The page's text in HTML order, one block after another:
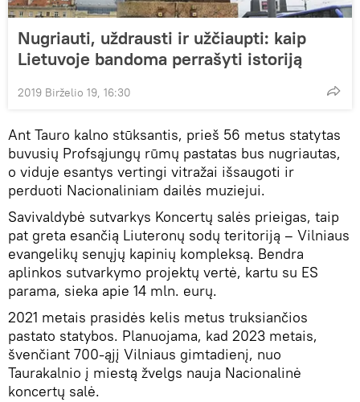
Nugriauti, uždrausti ir užčiaupti: kaip
Lietuvoje bandoma perrašyti istoriją
2019 Birželio 19, 16:30
Ant Tauro kalno stūksantis, prieš 56 metus statytas
buvusių Profsąjungų rūmų pastatas bus nugriautas,
o viduje esantys vertingi vitražai išsaugoti ir
perduoti Nacionaliniam dailės muziejui.
Savivaldybė sutvarkys Koncertų salės prieigas, taip
pat greta esančią Liuteronų sodų teritoriją – Vilniaus
evangelikų senųjų kapinių kompleksą. Bendra
aplinkos sutvarkymo projektų vertė, kartu su ES
parama, sieka apie 14 mln. eurų.
2021 metais prasidės kelis metus truksiančios
pastato statybos. Planuojama, kad 2023 metais,
švenčiant 700-ąjį Vilniaus gimtadienį, nuo
Taurakalnio į miestą žvelgs nauja Nacionalinė
koncertų salė.